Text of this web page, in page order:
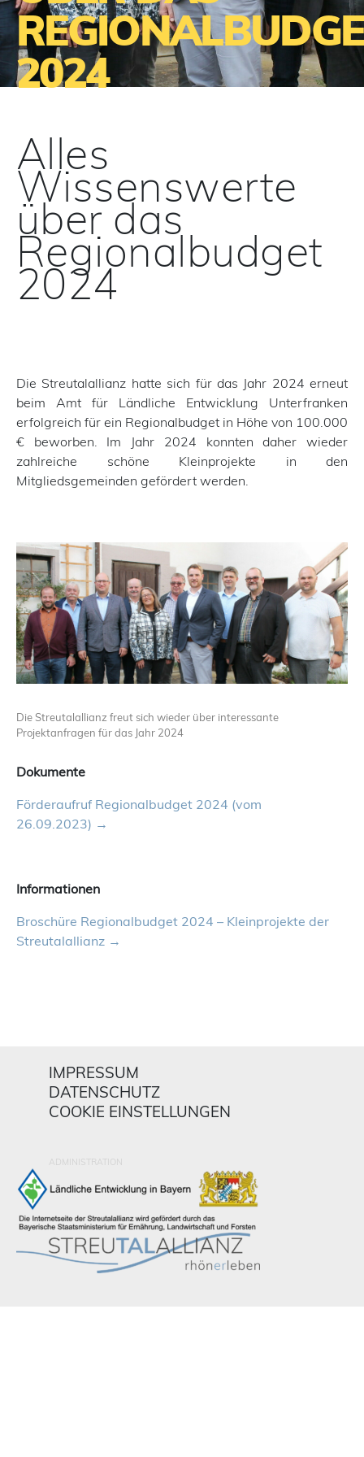
2024
Alles
Wissenswerte
über das
Regionalbudget
2024
Die Streutalallianz hatte sich für das Jahr 2024 erneut
beim Amt für Ländliche Entwicklung Unterfranken
erfolgreich für ein Regionalbudget in Höhe von 100.000
€ beworben. Im Jahr 2024 konnten daher wieder
zahlreiche schöne Kleinprojekte in den
Mitgliedsgemeinden gefördert werden.
Die Streutalallianz freut sich wieder über interessante
Projektanfragen für das Jahr 2024
Dokumente
Förderaufruf Regionalbudget 2024 (vom
26.09.2023)
Informationen
Broschüre Regionalbudget 2024 – Kleinprojekte der
Streutalallianz
IMPRESSUM
DATENSCHUTZ
COOKIE EINSTELLUNGEN
ADMINISTRATION